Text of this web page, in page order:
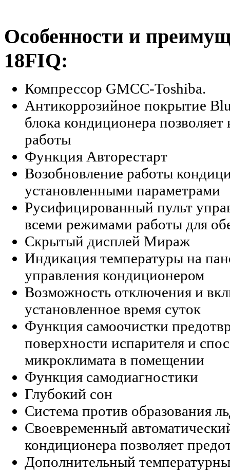
Особенности и
18FIQ:
Компрессор GMCC-Toshiba.
Антикоррозийное покрытие
блока кондиционера позволяет
работы
Функция Авторестарт
Возобновление работы
установленными параметрами
Русифицированный пульт
всеми режимами работы для
Скрытый дисплей Мираж
Индикация температуры на
управления кондиционером
Возможность отключения и
установленное время суток
Функция самоочистки
поверхности испарителя и
микроклимата в помещении
Функция самодиагностики
Глубокий сон
Система против образования
Своевременный
кондиционера позволяет
Дополнительный